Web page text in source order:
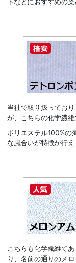
当社で取り扱ってお
が、こちらの化学繊維
ポリエステル100%の
な風合いが特徴が行え
こちらも化学繊維で
り、名前の通りのメ